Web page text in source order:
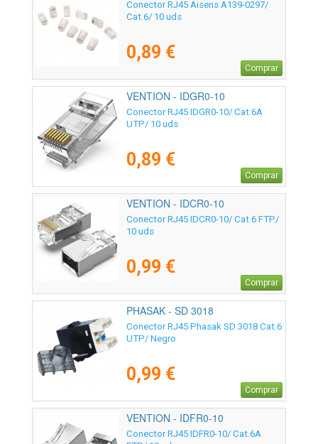
Conector RJ45 Aisens A139-0297/
Cat.6/ 10 uds
0,89 €
Comprar
VENTION - IDGR0-10
Conector RJ45 IDGR0-10/ Cat.6A
UTP/ 10 uds
0,89 €
Comprar
VENTION - IDCR0-10
Conector RJ45 IDCR0-10/ Cat.6 FTP/
10 uds
0,99 €
Comprar
PHASAK - SD 3018
Conector RJ45 Phasak SD 3018 Cat.6
UTP/ Negro
0,99 €
Comprar
VENTION - IDFR0-10
Conector RJ45 IDFR0-10/ Cat.6A